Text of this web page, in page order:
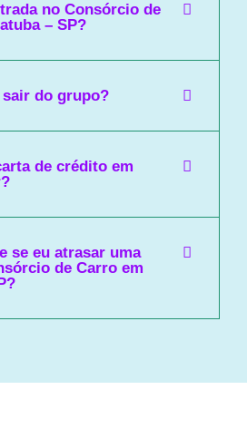
no Consórcio de
– SP?
do grupo?
de crédito em
se eu atrasar uma
de Carro em